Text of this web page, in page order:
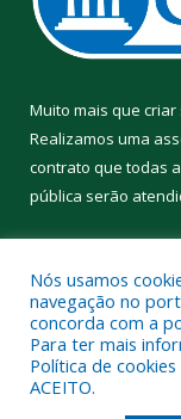
Muito mais que criar
Realizamos uma
contrato que todas
pública serão
Todos os direitos
Nós usamos
navegação no
concorda com a
Para ter mais
Política de cookies
ACEITO.